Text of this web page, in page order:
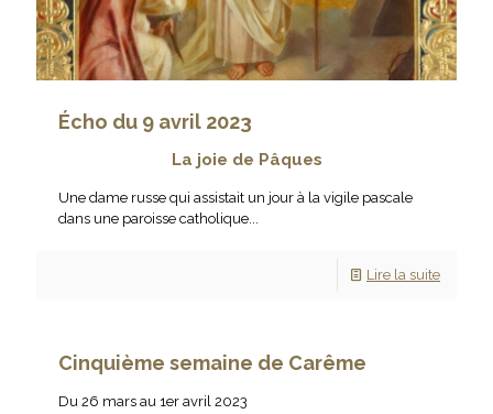
Écho du 9 avril 2023
La joie de Pâques
Une dame russe qui assistait un jour à la vigile pascale
dans une paroisse catholique...
Lire la suite
Cinquième semaine de Carême
Du 26 mars au 1er avril 2023